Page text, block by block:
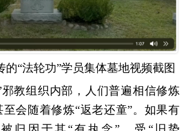
“法轮功”学员集体墓地视频截图
邪教组织内部， 人们普遍相信修炼
至会随着修炼“返老还童”。如果有